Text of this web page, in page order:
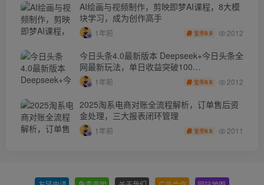
AI绘画与视频制作，剪映即梦AI课程，8大模
块学习，成为创作高手
1年前 宝币9.9 2012
今日头条4.0最新版本 Deepseek+今日头条全
网最新玩法，单日收益突破100…
1年前 宝币9.9 2012
2025淘系电商对账全流程解析，订单售后资
金处理，三大报表闭环管理
1年前 宝币9.9 2011